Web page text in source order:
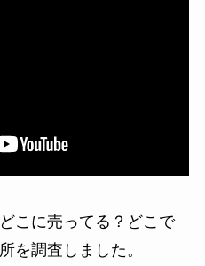
こに売ってる？どこで
を調査しました。